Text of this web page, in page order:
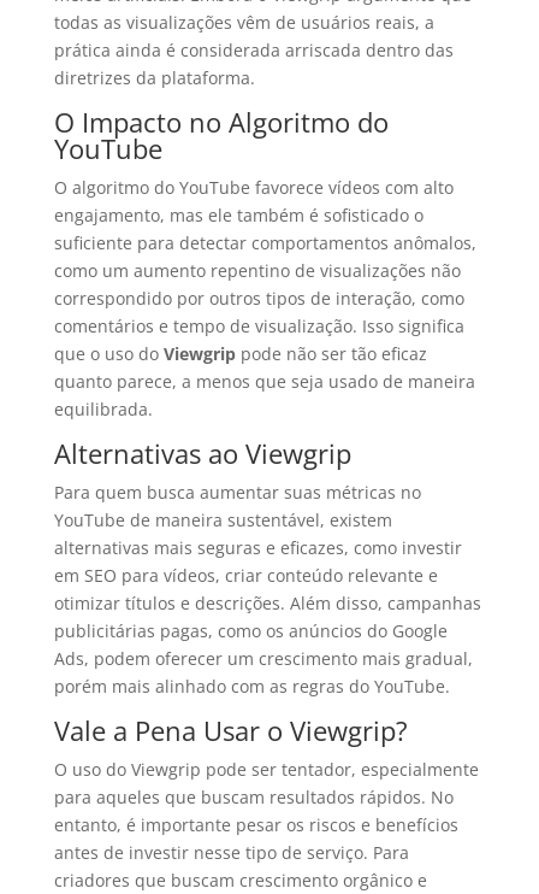
todas as visualizações vêm de usuários reais, a
prática ainda é considerada arriscada dentro das
diretrizes da plataforma.
O Impacto no Algoritmo do
YouTube
O algoritmo do YouTube favorece vídeos com alto
engajamento, mas ele também é sofisticado o
suficiente para detectar comportamentos anômalos,
como um aumento repentino de visualizações não
correspondido por outros tipos de interação, como
comentários e tempo de visualização. Isso significa
que o uso do Viewgrippode não ser tão eficaz
quanto parece, a menos que seja usado de maneira
equilibrada.
Alternativas ao Viewgrip
Para quem busca aumentar suas métricas no
YouTube de maneira sustentável, existem
alternativas mais seguras e eficazes, como investir
em SEO para vídeos, criar conteúdo relevante e
otimizar títulos e descrições. Além disso, campanhas
publicitárias pagas, como os anúncios do Google
Ads, podem oferecer um crescimento mais gradual,
porém mais alinhado com as regras do YouTube.
Vale a Pena Usar o Viewgrip?
O uso do Viewgrip pode ser tentador, especialmente
para aqueles que buscam resultados rápidos. No
entanto, é importante pesar os riscos e benefícios
antes de investir nesse tipo de serviço. Para
criadores que buscam crescimento orgânico e